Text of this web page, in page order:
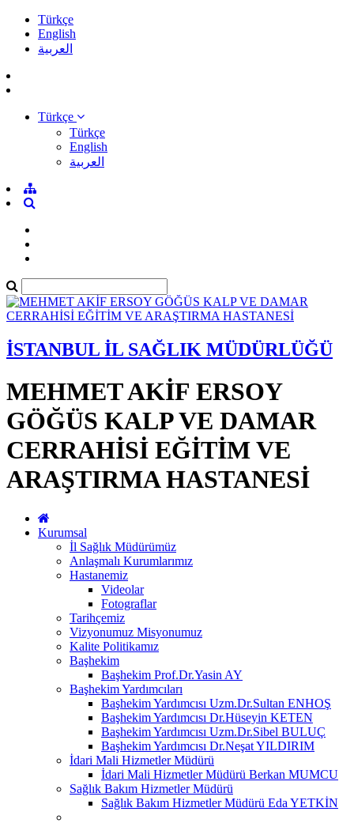
Türkçe
English
العربية
Türkçe
Türkçe
English
العربية
İSTANBUL İL SAĞLIK MÜDÜRLÜĞÜ
MEHMET AKİF ERSOY
GÖĞÜS KALP VE DAMAR
CERRAHİSİ EĞİTİM VE
ARAŞTIRMA HASTANESİ
Kurumsal
İl Sağlık Müdürümüz
Anlaşmalı Kurumlarımız
Hastanemiz
Videolar
Fotograflar
Tarihçemiz
Vizyonumuz Misyonumuz
Kalite Politikamız
Başhekim
Başhekim Prof.Dr.Yasin AY
Başhekim Yardımcıları
Başhekim Yardımcısı Uzm.Dr.Sultan ENHOŞ
Başhekim Yardımcısı Dr.Hüseyin KETEN
Başhekim Yardımcısı Uzm.Dr.Sibel BULUÇ
Başhekim Yardımcısı Dr.Neşat YILDIRIM
İdari Mali Hizmetler Müdürü
İdari Mali Hizmetler Müdürü Berkan MUMCU
Sağlık Bakım Hizmetler Müdürü
Sağlık Bakım Hizmetler Müdürü Eda YETKİN